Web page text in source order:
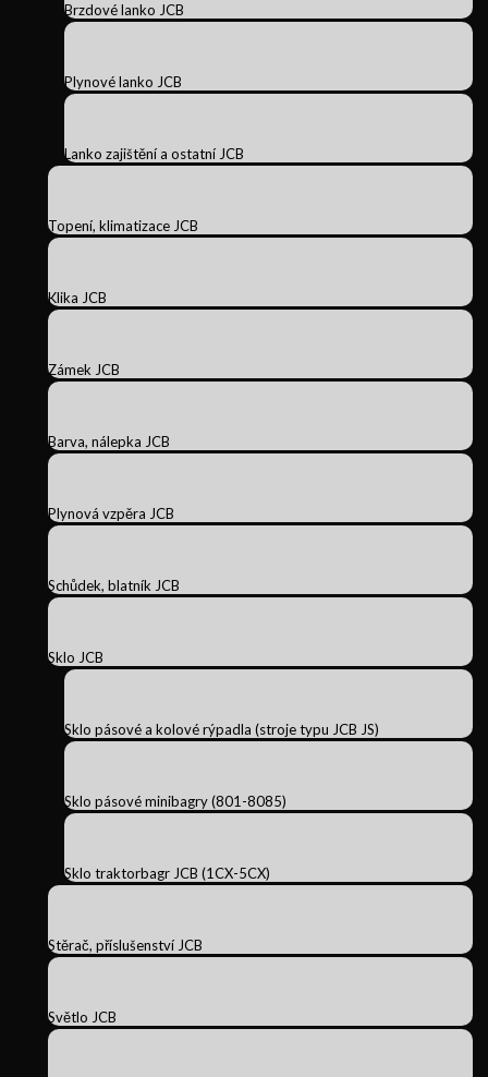
Brzdové lanko JCB
Plynové lanko JCB
Lanko zajištění a ostatní JCB
Topení, klimatizace JCB
Klika JCB
Zámek JCB
Barva, nálepka JCB
Plynová vzpěra JCB
Schůdek, blatník JCB
Sklo JCB
Sklo pásové a kolové rýpadla (stroje typu JCB JS)
Sklo pásové minibagry (801-8085)
Sklo traktorbagr JCB (1CX-5CX)
Stěrač, příslušenství JCB
Světlo JCB